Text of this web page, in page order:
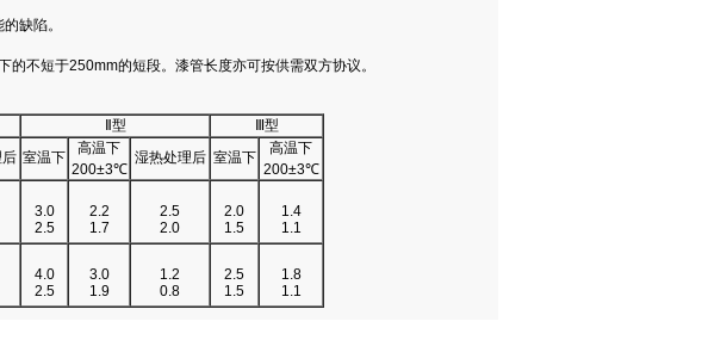
缺陷。
不短于250mm的短段。漆管长度亦可按供需双方协议。
Ⅱ型
Ⅲ型
室温下
高温下
200±3℃
湿热处理后 室温下
高温下
200±3℃
3.0
2.5
2.2
1.7
2.5
2.0
2.0
1.5
1.4
1.1
4.0
2.5
3.0
1.9
1.2
0.8
2.5
1.5
1.8
1.1